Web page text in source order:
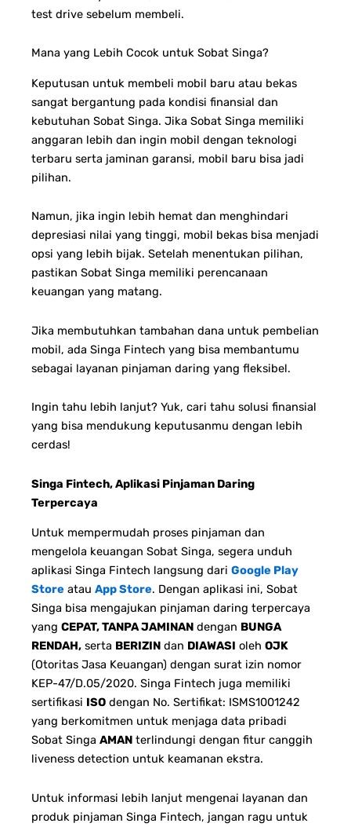
test drive sebelum membeli.
Mana yang Lebih Cocok untuk Sobat Singa?
Keputusan untuk membeli mobil baru atau bekas
sangat bergantung pada kondisi finansial dan
kebutuhan Sobat Singa. Jika Sobat Singa memiliki
anggaran lebih dan ingin mobil dengan teknologi
terbaru serta jaminan garansi, mobil baru bisa jadi
pilihan.
Namun, jika ingin lebih hemat dan menghindari
depresiasi nilai yang tinggi, mobil bekas bisa menjadi
opsi yang lebih bijak. Setelah menentukan pilihan,
pastikan Sobat Singa memiliki perencanaan
keuangan yang matang.
Jika membutuhkan tambahan dana untuk pembelian
mobil, ada Singa Fintech yang bisa membantumu
sebagai layanan pinjaman daring yang fleksibel.
Ingin tahu lebih lanjut? Yuk, cari tahu solusi finansial
yang bisa mendukung keputusanmu dengan lebih
cerdas!
Singa Fintech, Aplikasi Pinjaman Daring
Terpercaya
Untuk mempermudah proses pinjaman dan
mengelola keuangan Sobat Singa, segera unduh
aplikasi Singa Fintech langsung dari Google Play
Store atau App Store. Dengan aplikasi ini, Sobat
Singa bisa mengajukan pinjaman daring terpercaya
yang CEPAT, TANPA JAMINAN dengan BUNGA
RENDAH, serta BERIZIN dan DIAWASI oleh OJK
(Otoritas Jasa Keuangan) dengan surat izin nomor
KEP-47/D.05/2020. Singa Fintech juga memiliki
sertifikasi ISO dengan No. Sertifikat: ISMS1001242
yang berkomitmen untuk menjaga data pribadi
Sobat Singa AMAN terlindungi dengan fitur canggih
liveness detection untuk keamanan ekstra.
Untuk informasi lebih lanjut mengenai layanan dan
produk pinjaman Singa Fintech, jangan ragu untuk